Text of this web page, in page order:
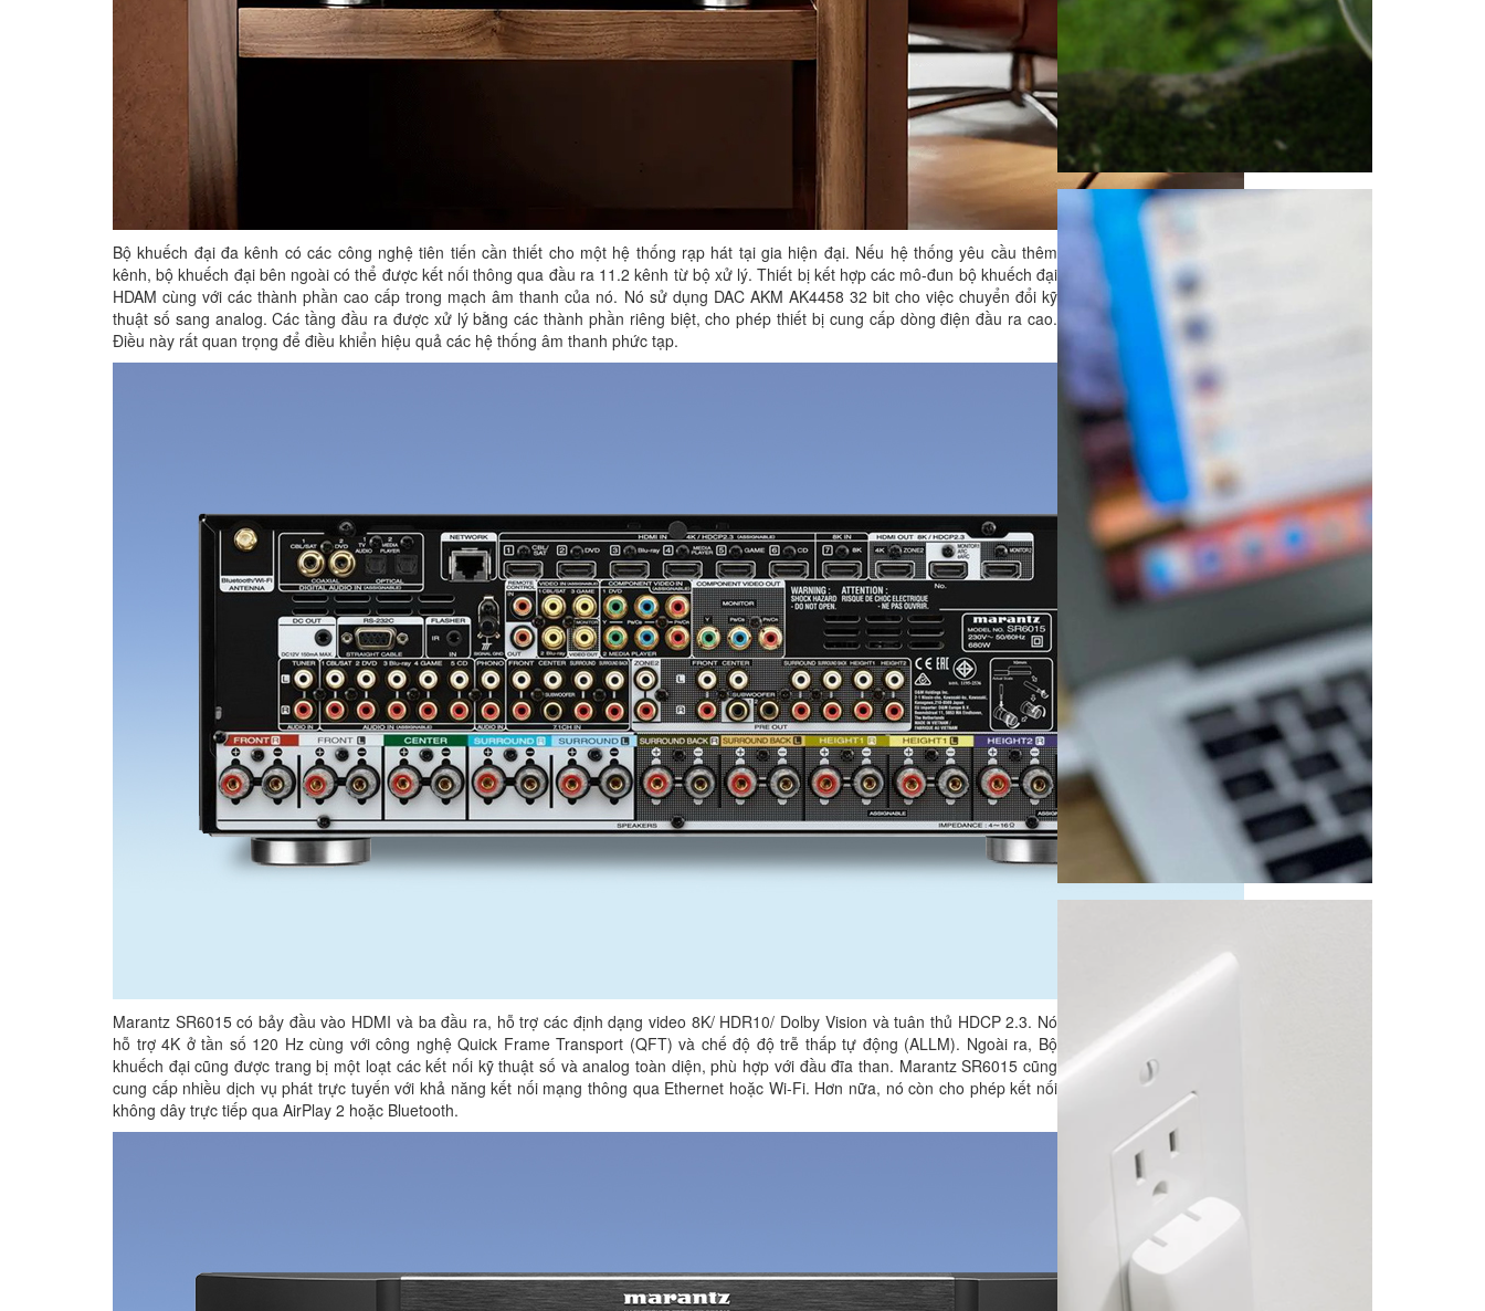
Bộ khuếch đại đa kênh có các công nghệ tiên tiến cần thiết cho một hệ thống rạp hát tại gia hiện đại. Nếu hệ thống yêu cầu thêm
kênh, bộ khuếch đại bên ngoài có thể được kết nối thông qua đầu ra 11.2 kênh từ bộ xử lý. Thiết bị kết hợp các mô-đun bộ khuếch đại
HDAM cùng với các thành phần cao cấp trong mạch âm thanh của nó. Nó sử dụng DAC AKM AK4458 32 bit cho việc chuyển đổi kỹ
thuật số sang analog. Các tầng đầu ra được xử lý bằng các thành phần riêng biệt, cho phép thiết bị cung cấp dòng điện đầu ra cao.
Điều này rất quan trọng để điều khiển hiệu quả các hệ thống âm thanh phức tạp.
Marantz SR6015 có bảy đầu vào HDMI và ba đầu ra, hỗ trợ các định dạng video 8K/ HDR10/ Dolby Vision và tuân thủ HDCP 2.3. Nó
hỗ trợ 4K ở tần số 120 Hz cùng với công nghệ Quick Frame Transport (QFT) và chế độ độ trễ thấp tự động (ALLM). Ngoài ra, Bộ
khuếch đại cũng được trang bị một loạt các kết nối kỹ thuật số và analog toàn diện, phù hợp với đầu đĩa than. Marantz SR6015 cũng
cung cấp nhiều dịch vụ phát trực tuyến với khả năng kết nối mạng thông qua Ethernet hoặc Wi-Fi. Hơn nữa, nó còn cho phép kết nối
không dây trực tiếp qua AirPlay 2 hoặc Bluetooth.